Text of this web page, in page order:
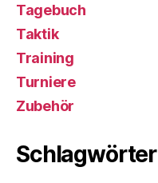
Tagebuch
Taktik
Training
Turniere
Zubehör
Schlagwörter